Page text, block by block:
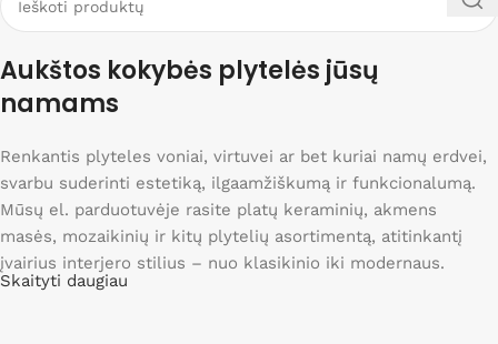
Aukštos kokybės plytelės jūsų
namams
Renkantis plyteles voniai, virtuvei ar bet kuriai namų erdvei,
svarbu suderinti estetiką, ilgaamžiškumą ir funkcionalumą.
Mūsų el. parduotuvėje rasite platų keraminių, akmens
masės, mozaikinių ir kitų plytelių asortimentą, atitinkantį
įvairius interjero stilius – nuo klasikinio iki modernaus.
Skaityti daugiau